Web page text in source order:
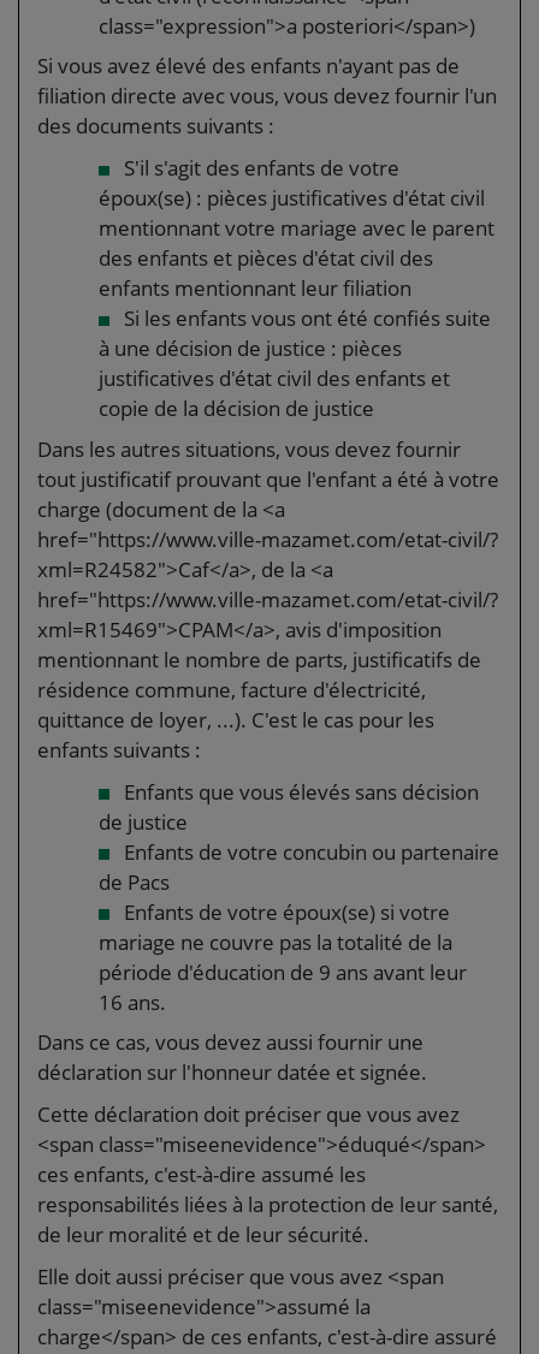
class="expression">a posteriori</span>)
Si vous avez élevé des enfants n'ayant pas de
filiation directe avec vous, vous devez fournir l'un
des documents suivants :
S'il s'agit des enfants de votre
époux(se) : pièces justificatives d'état civil
mentionnant votre mariage avec le parent
des enfants et pièces d'état civil des
enfants mentionnant leur filiation
Si les enfants vous ont été confiés suite
à une décision de justice : pièces
justificatives d'état civil des enfants et
copie de la décision de justice
Dans les autres situations, vous devez fournir
tout justificatif prouvant que l'enfant a été à votre
charge (document de la <a
href="https://www.ville-mazamet.com/etat-civil/?
xml=R24582">Caf</a>, de la <a
href="https://www.ville-mazamet.com/etat-civil/?
xml=R15469">CPAM</a>, avis d'imposition
mentionnant le nombre de parts, justificatifs de
résidence commune, facture d'électricité,
quittance de loyer, ...). C'est le cas pour les
enfants suivants :
Enfants que vous élevés sans décision
de justice
Enfants de votre concubin ou partenaire
de Pacs
Enfants de votre époux(se) si votre
mariage ne couvre pas la totalité de la
période d'éducation de 9 ans avant leur
16 ans.
Dans ce cas, vous devez aussi fournir une
déclaration sur l'honneur datée et signée.
Cette déclaration doit préciser que vous avez
<span class="miseenevidence">éduqué</span>
ces enfants, c'est-à-dire assumé les
responsabilités liées à la protection de leur santé,
de leur moralité et de leur sécurité.
Elle doit aussi préciser que vous avez <span
class="miseenevidence">assumé la
charge</span> de ces enfants, c'est-à-dire assuré